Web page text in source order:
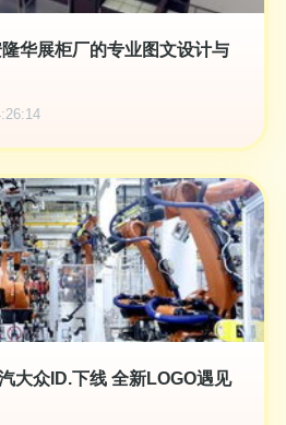
华展柜厂的专业图文设计与
大众ID.下线 全新LOGO遇见